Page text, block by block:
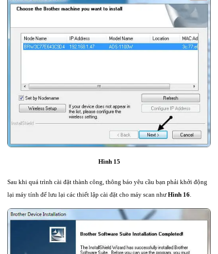
Hình 15
Sau khi quá trình cài đặt thành công, thông báo yêu cầu bạn phải khởi động
lại máy tính để lưu lại các thiết lập cài đặt cho máy scan nhưHình 16.